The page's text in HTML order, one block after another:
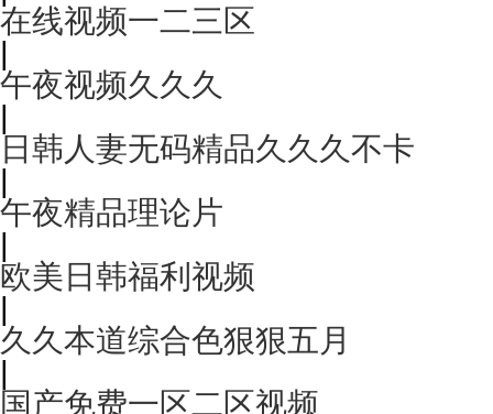
在线视频一二三区
|
午夜视频久久久
|
日韩人妻无码精品久久久不卡
|
午夜精品理论片
|
欧美日韩福利视频
|
久久本道综合色狠狠五月
|
国产免费一区二区视频